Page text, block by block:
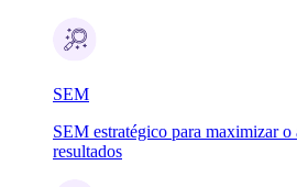
SEM
SEM estratégico para maximizar o
resultados